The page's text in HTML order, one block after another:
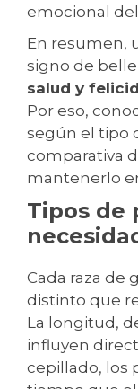
emocional
En resumen,
signo de
salud y
Por eso,
según el tipo
comparativa
mantenerlo
Tipos de
Cada raza de
distinto que
La longitud,
influyen
cepillado, los